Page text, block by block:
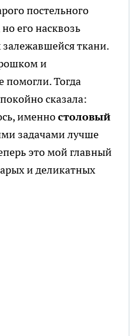
постельного
его насквозь
ткани.
и
Тогда
сказала:
именностоловый
задачами лучше
это мой главный
и деликатных